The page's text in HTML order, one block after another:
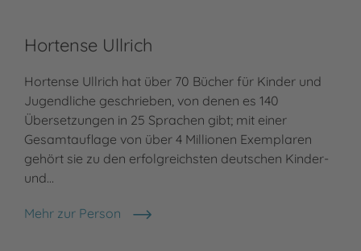
Hortense Ullrich
Hortense Ullrich hat über 70 Bücher für Kinder und
Jugendliche geschrieben, von denen es 140
Übersetzungen in 25 Sprachen gibt; mit einer
Gesamtauflage von über 4 Millionen Exemplaren
gehört sie zu den erfolgreichsten deutschen Kinder-
und…
Mehr zur Person
Hortense Ullrich